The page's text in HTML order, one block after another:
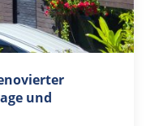
und